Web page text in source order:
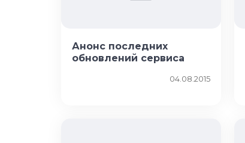
Анонс последних
обновлений сервиса
04.08.2015